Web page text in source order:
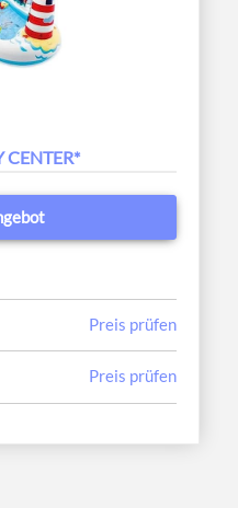
CENTER*
Preis prüfen
Preis prüfen